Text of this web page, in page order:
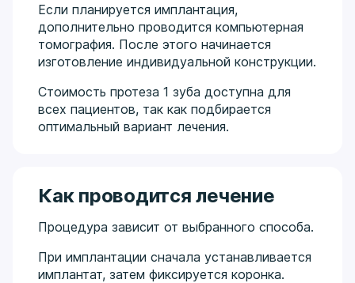
Если планируется имплантация,
дополнительно проводится компьютерная
томография. После этого начинается
изготовление индивидуальной конструкции.
Стоимость протеза 1 зуба доступна для
всех пациентов, так как подбирается
оптимальный вариант лечения.
Как проводится лечение
Процедура зависит от выбранного способа.
При имплантации сначала устанавливается
имплантат, затем фиксируется коронка.